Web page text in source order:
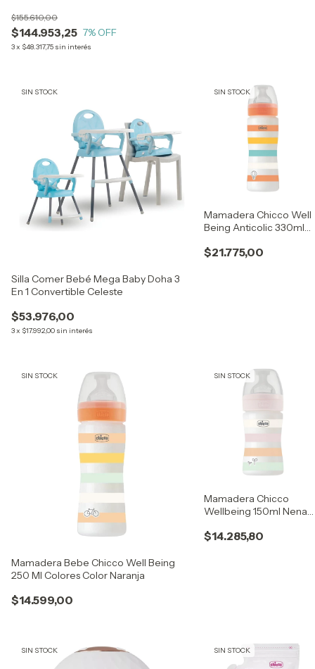
$144.953,25
$155.610,00
7% OFF
3x $48.317,75 sin interés
SIN STOCK
Silla Comer Bebé Mega Baby Doha 3
En 1 Convertible Celeste
$53.976,00
3x $17.992,00 sin interés
SIN STOCK
Mamadera Chicco Well
Being Anticolic 330ml
$21.775,00
SIN STOCK
Mamadera Bebe Chicco Well Being
250 Ml Colores Color Naranja
$14.599,00
SIN STOCK
Mamadera Chicco
Wellbeing 150ml Nena
$14.285,80
SIN STOCK SIN STOCK